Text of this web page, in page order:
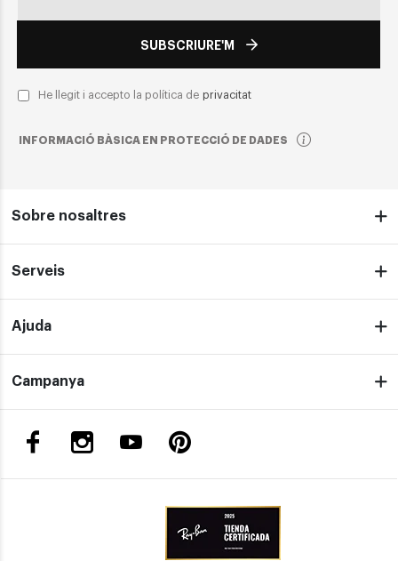
SUBSCRIURE'M
He llegit i accepto la política de privacitat
INFORMACIÓ BÀSICA EN PROTECCIÓ DE DADES
Sobre nosaltres
Serveis
Ajuda
Campanya